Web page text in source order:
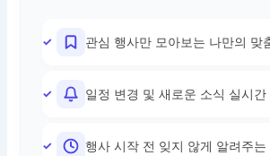
관심 행사만 모아보는 나만의 맞
일정 변경 및 새로운 소식 실시간
행사 시작 전 잊지 않게 알려주는